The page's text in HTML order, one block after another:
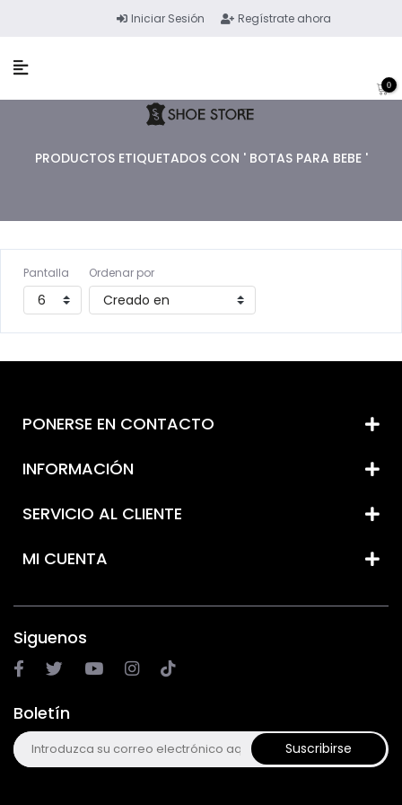
Iniciar Sesión Regístrate ahora
0
PRODUCTOS ETIQUETADOS CON ' BOTAS PARA BEBE '
Pantalla Ordenar por
PONERSE EN CONTACTO
INFORMACIÓN
SERVICIO AL CLIENTE
MI CUENTA
Siguenos
Boletín
Suscribirse